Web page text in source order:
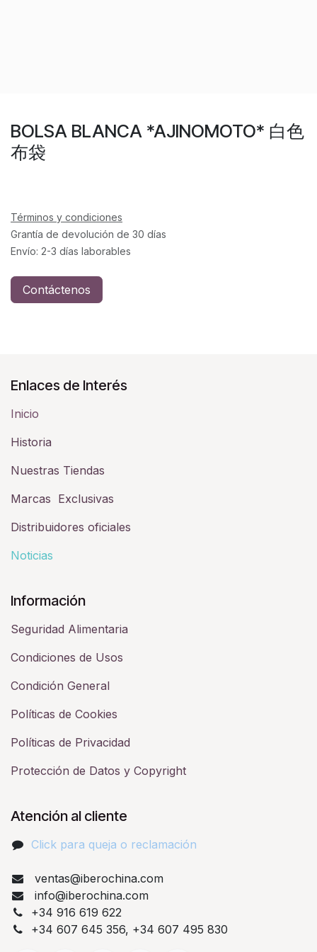
BOLSA BLANCA *AJINOMOTO* 白色
布袋
Términos y condiciones
Grantía de devolución de 30 días
Envío: 2-3 días laborables
Contáctenos
Enlaces de Interés
Inicio
Historia​
Nuestras Tiendas
Marcas Exclusivas
Distribuidores oficiales
Noticias
Información
Seguridad Alimentaria
Condiciones de Usos
Condición General
Políticas de Cookies
Políticas de Privacidad
Protección de Datos y Copyright
Atención al cliente
Click para queja o reclamación​
ventas@iberochina.com
info@iberochina.com
+34 916 619 622
+34 607 645 356, +34 607 495 830